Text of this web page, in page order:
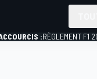
:RÈGLEMENT F1